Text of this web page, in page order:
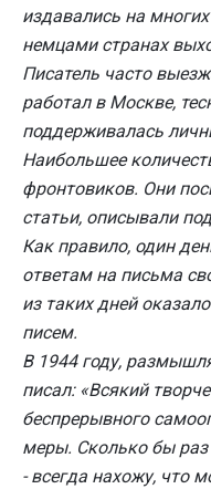
издавались на
немцами странах
Писатель часто
работал в Москве,
поддерживалась
Наибольшее
фронтовиков. Они
статьи, описывали
Как правило, один
ответам на письма
из таких дней
писем.
В 1944 году,
писал: «Всякий
беспрерывного
меры. Сколько бы раз
- всегда нахожу, что